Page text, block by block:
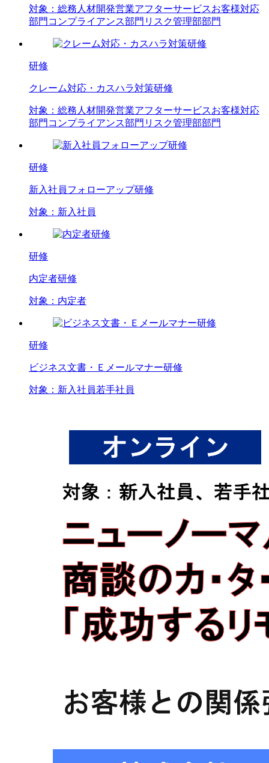
対象： 総務 人材開発営業アフターサービスお客様対応
部門 コンプライアンス部門 リスク管理部部門
研修
クレーム対応・カスハラ対策研修
対象： 総務 人材開発営業アフターサービスお客様対応
部門 コンプライアンス部門 リスク管理部部門
研修
新入社員フォローアップ研修
対象： 新入社員
研修
内定者研修
対象： 内定者
研修
ビジネス文書・Ｅメールマナー研修
対象： 新入社員若手社員